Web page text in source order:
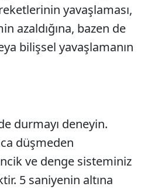
yavaşlaması,
azaldığına, bazen de
bilişsel yavaşlamanın
durmayı deneyin.
düşmeden
ve denge sisteminiz
5 saniyenin altına